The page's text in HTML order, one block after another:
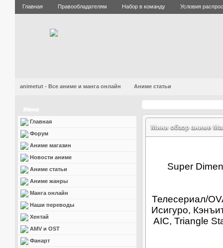
Главная Правообладателям Набор в команду Условия
animetut - Все аниме и манга онлайн Аниме статьи
Меню
Главная
Форум
Аниме магазин
Новости аниме
Аниме статьи
Аниме жанры
Манга онлайн
Наши переводы
Хентай
AMV и OST
Фанарт
Мини обзор аниме
Super
Телесериал/
Исигуро,
AIC, Triangle